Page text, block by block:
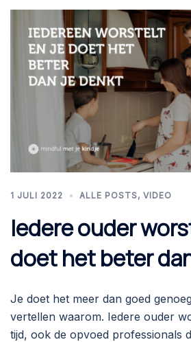
1 JULI 2022 ALLE POSTS, VIDEO
Iedere ouder
doet het beter
Je doet het meer dan goed
vertellen waarom. Iedere ouder
tijd, ook de opvoed professionals